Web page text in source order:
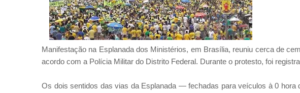
Manifestação na Esplanada dos Ministérios, em Brasília, reuniu cerca de
acordo com a Polícia Militar do Distrito Federal. Durante o protesto, foi
Os dois sentidos das vias da Esplanada — fechadas para veículos à 0 hora